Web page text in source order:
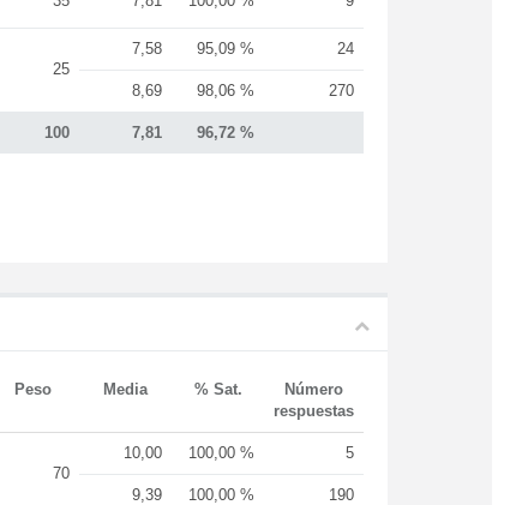
100 7,81 96,72 %
25
7,58 95,09 % 24
8,69 98,06 % 270
Peso Media % Sat.
Número
respuestas
70
10,00 100,00 % 5
9,39 100,00 % 190